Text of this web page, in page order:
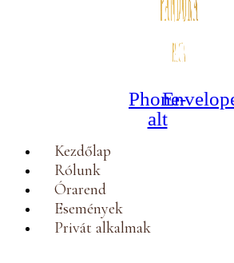
Phone-
alt
Envelope
Kezdőlap
Rólunk
Órarend
Események
Privát alkalmak